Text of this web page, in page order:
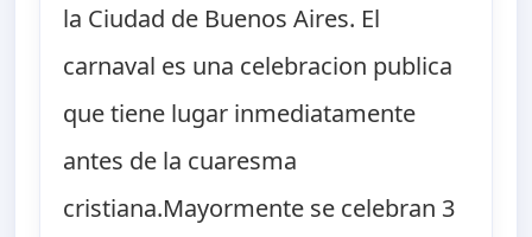
la Ciudad de Buenos Aires. El
carnaval es una celebracion publica
que tiene lugar inmediatamente
antes de la cuaresma
cristiana.Mayormente se celebran 3